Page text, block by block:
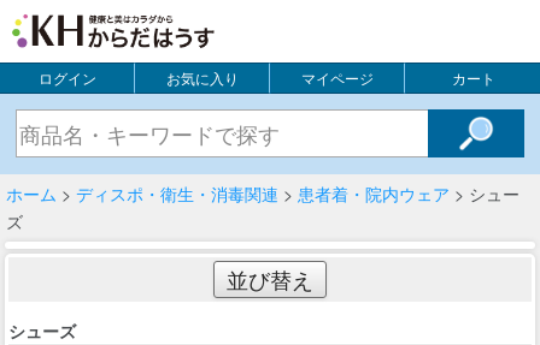
ログイン お気に入り マイページ カート
ホーム > ディスポ・衛生・消毒関連 > 患者着・院内ウェア > シュー
ズ
並び替え
シューズ